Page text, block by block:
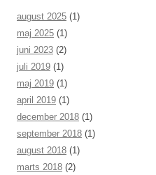
august 2025 (1)
maj 2025 (1)
juni 2023 (2)
juli 2019 (1)
maj 2019 (1)
april 2019 (1)
december 2018 (1)
september 2018 (1)
august 2018 (1)
marts 2018 (2)